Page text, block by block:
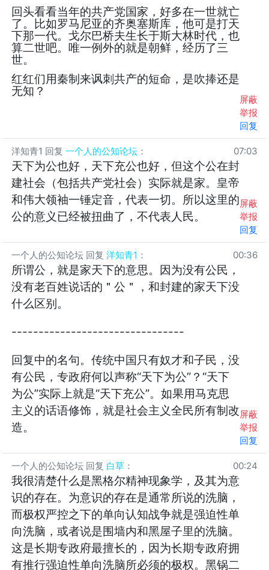
回头看看当年的共产党国家，好多在一世就亡
了。比如罗马尼亚的齐奥塞斯库，他可是打天
下那一代。戈尔巴桥夫生长于斯大林时代，也
算二世吧。唯一例外的就是朝鲜，经历了三
世。
红红们用秦制来讽刺共产的短命，是吹捧还是
无知？
屏蔽
举报
回复
洋知青1 回复 一个人的公知论坛 ： 07:03
天下为公也好，天下充公也好，但这个公在封
建社会（包括共产党社会）实际就是家。皇帝
和伟大领袖一锤定音，代表一切。所以这里的
公的意义已经被扭曲了，不代表人民。
屏蔽
举报
回复
一个人的公知论坛 回复 洋知青1 ： 00:36
所谓公，就是家天下的意思。因为没有公民，
没有老百姓说话的＂公＂，和封建的家天下没
什么区别。
--------------------------------
回复中的名句。传统中国只有奴才和子民，没
有公民，专政府何以声称“天下为公”？“天下
为公”实际上就是“天下充公”。如果用马克思
主义的话语修饰，就是社会主义全民所有制改
造。
屏蔽
举报
回复
一个人的公知论坛 回复 白草 ： 00:24
我很清楚什么是黑格尔精神现象学，及其为意
识的存在。为意识的存在是通常所说的洗脑，
而极权严控之下的单向认知战争就是强迫性单
向洗脑，或者说是围墙内和黑屋子里的洗脑。
这是长期专政府最擅长的，因为长期专政府拥
有推行强迫性单向洗脑所必须的极权。黑锅二